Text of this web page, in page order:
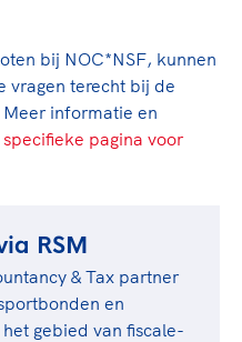
bij NOC*NSF, kunnen
vragen terecht bij de
Meer informatie en
specifieke pagina voor
RSM
& Tax partner
en
gebied van fiscale-